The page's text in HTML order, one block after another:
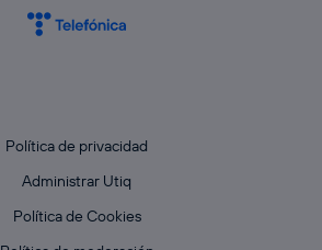
Política de privacidad
Administrar Utiq
Política de Cookies